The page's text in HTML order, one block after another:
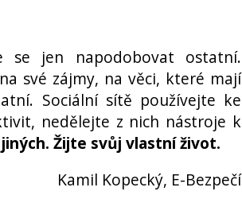
jen napodobovat ostatní.
své zájmy, na věci, které mají
Sociální sítě používejte ke
nedělejte z nich nástroje k
Žijte svůj vlastní život.
Kamil Kopecký, E-Bezpečí